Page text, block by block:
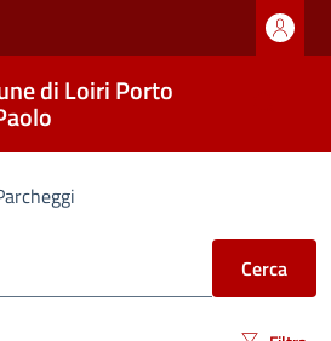
di Loiri Porto
Cerca